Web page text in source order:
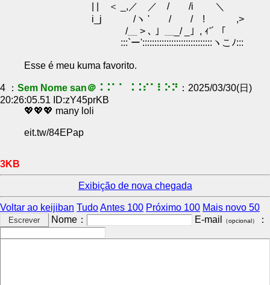
| | ＜ _,／ ／ / /i ＼
i_j /ヽ ' / / ! ,>
/＿ > ､ 」＿_/ _」, ｨ'´ 「
:::`ー':::::::::::::::::::::::::::::ヽこﾉ:::
Esse é meu kuma favorito.
4 ： Sem Nome san＠⠨⠨⠁⠁ ⠨⠨⠎⠁⠇⠕⠝ ：2025/03/30(日)
20:26:05.51 ID:zY45prKB
💖💖💖 many loli
eit.tw/84EPap
3KB
Exibição de nova chegada
Voltar ao keijiban TudoAntes 100 Próximo 100 Mais novo 50
Nome：
E-mail （opcional） ：